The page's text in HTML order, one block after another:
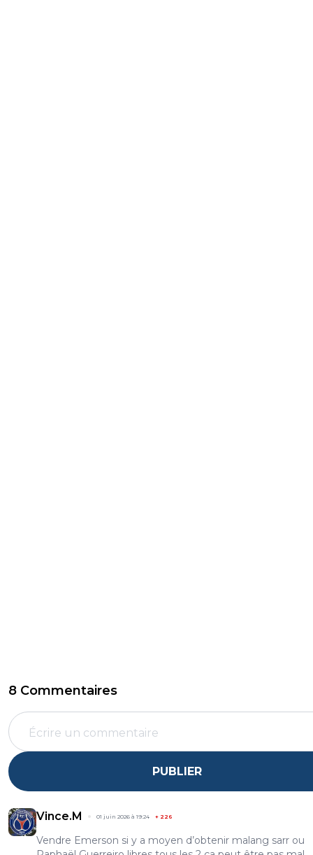
8 Commentaires
PUBLIER
Vince.M 01 juin 2026 à 19:24 + 226
Vendre Emerson si y a moyen d’obtenir malang sarr ou